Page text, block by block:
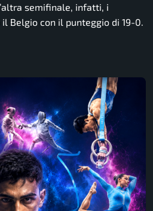
semifinale, infatti, i
Belgio con il punteggio di 19-0.